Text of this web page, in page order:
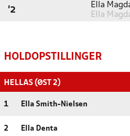
'2
Ella
Ella
HOLDOPSTILLINGER
HELLAS (ØST 2)
1 Ella Smith-Nielsen
2 Ella Denta